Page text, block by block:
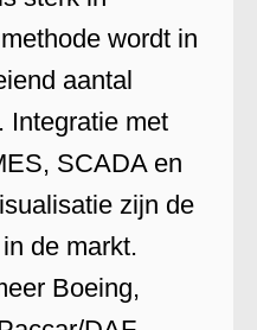
wordt in
aantal
Integratie met
SCADA en
zijn de
de markt.
Boeing,